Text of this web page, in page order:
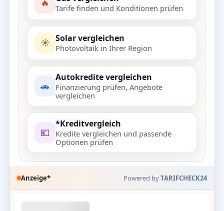
🔥 Tarife finden und Konditionen prüfen
☀️ Solar vergleichen
Photovoltaik in Ihrer Region
🚗
Autokredite vergleichen
Finanzierung prüfen, Angebote
vergleichen
💶
*Kreditvergleich
Kredite vergleichen und passende
Optionen prüfen
Anzeige* Powered byTARIFCHECK24